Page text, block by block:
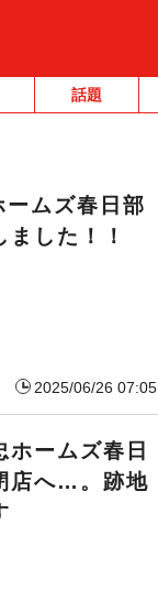
話題
ームズ春日部
した！！
2025/06/26 07:05
ホームズ春日
店へ…。跡地